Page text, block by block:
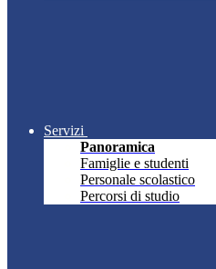
Servizi
Panoramica
Famiglie e studenti
Personale scolastico
Percorsi di studio